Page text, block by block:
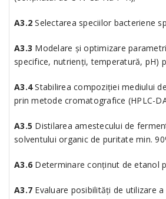
A3.2 Selectarea speciilor bacteriene
A3.3 Modelare și optimizare
specifice, nutrienți, temperatură, pH)
A3.4Stabilirea compoziției mediului
prin metode cromatografice (HPLC-
A3.5 Distilarea amestecului de
solventului organic de puritate min.
A3.6 Determinare conținut de etanol
A3.7 Evaluare posibilități de utilizare